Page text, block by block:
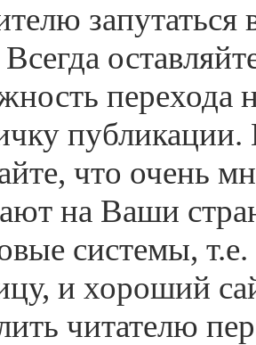
Всегда
перехода
публикации.
что очень
на Ваши
системы,
и хороший
читателю